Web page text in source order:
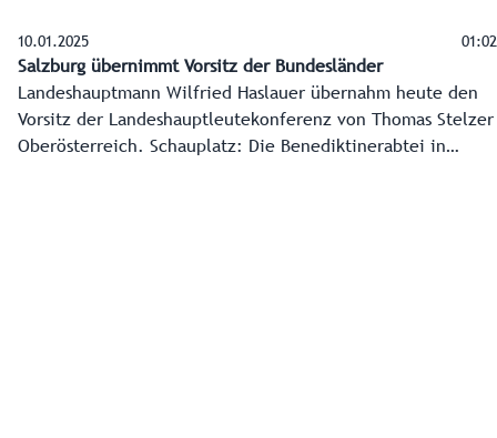
10.01.2025 01:02
Salzburg übernimmt Vorsitz der Bundesländer
Landeshauptmann Wilfried Haslauer übernahm heute den
Vorsitz der Landeshauptleutekonferenz von Thomas Stelzer
Oberösterreich. Schauplatz: Die Benediktinerabtei in